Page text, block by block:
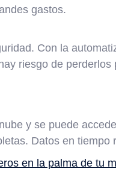
gastos.
Con la
riesgo de perderlos
y se puede
Datos en tiempo
en la palma de tu